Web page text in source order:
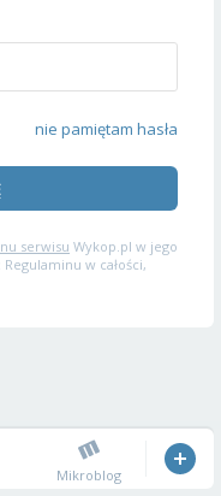
nie pamiętam hasła
serwisu Wykop.pl w jego
w całości,
Mikroblog